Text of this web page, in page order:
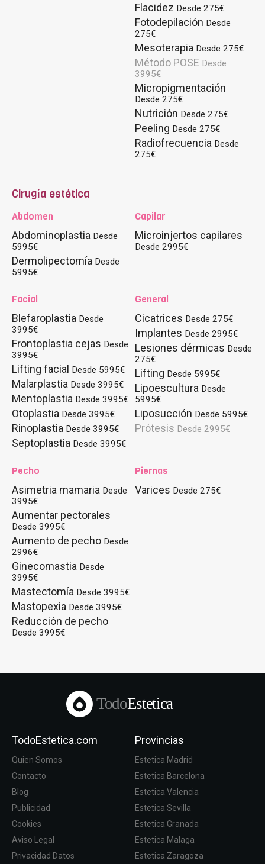
Flacidez Desde 275€
Fotodepilación Desde
275€
Mesoterapia Desde 275€
Método POSE Desde
3995€
Micropigmentación
Desde 275€
Nutrición Desde 275€
Peeling Desde 275€
Radiofrecuencia Desde
275€
Cirugía estética
Abdomen
Abdominoplastia Desde
5995€
Dermolipectomía Desde
5995€
Capilar
Microinjertos capilares
Desde 2995€
Facial
Blefaroplastia Desde
3995€
Frontoplastia cejas Desde
3995€
Lifting facial Desde 5995€
Malarplastia Desde 3995€
Mentoplastia Desde 3995€
Otoplastia Desde 3995€
Rinoplastia Desde 3995€
Septoplastia Desde 3995€
General
Cicatrices Desde 275€
Implantes Desde 2995€
Lesiones dérmicas Desde
275€
Lifting Desde 5995€
Lipoescultura Desde
5995€
Liposucción Desde 5995€
Prótesis Desde 2995€
Pecho
Asimetria mamaria Desde
3995€
Aumentar pectorales
Desde 3995€
Aumento de pecho Desde
2996€
Ginecomastia Desde
3995€
Mastectomía Desde 3995€
Mastopexia Desde 3995€
Reducción de pecho
Desde 3995€
Piernas
Varices Desde 275€
TodoEstetica
TodoEstetica.com
Quien Somos
Contacto
Blog
Publicidad
Cookies
Aviso Legal
Privacidad Datos
Provincias
Estetica Madrid
Estetica Barcelona
Estetica Valencia
Estetica Sevilla
Estetica Granada
Estetica Malaga
Estetica Zaragoza